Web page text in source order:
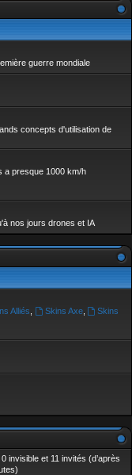
guerre mondiale
concepts d'utilisation de
a presque 1000 km/h
nos jours drones et IA
Alliés Skins Axe,
Skins
invisible et 11 invités (d’après